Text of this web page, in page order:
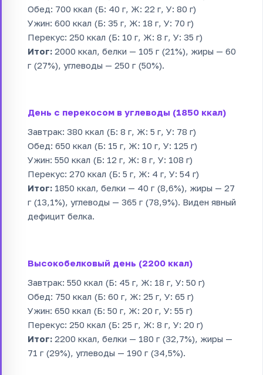
Обед: 700 ккал (Б: 40 г, Ж: 22 г, У: 80 г)
Ужин: 600 ккал (Б: 35 г, Ж: 18 г, У: 70 г)
Перекус: 250 ккал (Б: 10 г, Ж: 8 г, У: 35 г)
Итог: 2000 ккал, белки — 105 г (21%), жиры — 60
г (27%), углеводы — 250 г (50%).
День с перекосом в углеводы (1850 ккал)
Завтрак: 380 ккал (Б: 8 г, Ж: 5 г, У: 78 г)
Обед: 650 ккал (Б: 15 г, Ж: 10 г, У: 125 г)
Ужин: 550 ккал (Б: 12 г, Ж: 8 г, У: 108 г)
Перекус: 270 ккал (Б: 5 г, Ж: 4 г, У: 54 г)
Итог: 1850 ккал, белки — 40 г (8,6%), жиры — 27
г (13,1%), углеводы — 365 г (78,9%). Виден явный
дефицит белка.
Высокобелковый день (2200 ккал)
Завтрак: 550 ккал (Б: 45 г, Ж: 18 г, У: 50 г)
Обед: 750 ккал (Б: 60 г, Ж: 25 г, У: 65 г)
Ужин: 650 ккал (Б: 50 г, Ж: 20 г, У: 55 г)
Перекус: 250 ккал (Б: 25 г, Ж: 8 г, У: 20 г)
Итог: 2200 ккал, белки — 180 г (32,7%), жиры —
71 г (29%), углеводы — 190 г (34,5%).